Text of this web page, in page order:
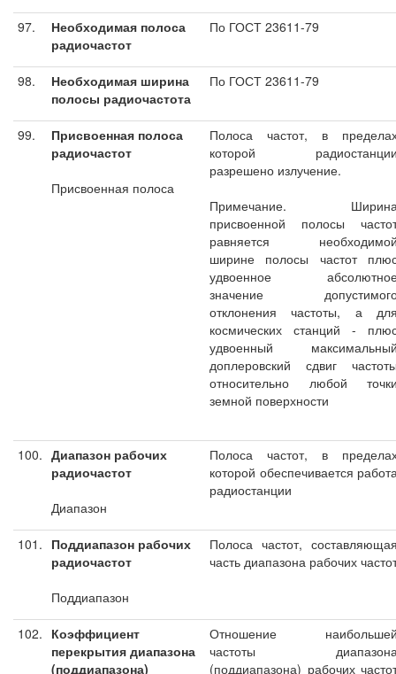
97.
Необходимая полоса
радиочастот
По ГОСТ 23611-79
98.
Необходимая ширина
полосы радиочастота
По ГОСТ 23611-79
99.
Присвоенная полоса
радиочастот
Присвоенная полоса
Полоса частот, в
которой
разрешено излучение.
Примечание.
присвоенной полосы
равняется
ширине полосы частот
удвоенное
значение
отклонения частоты, а
космических станций -
удвоенный
доплеровский сдвиг
относительно любой
земной поверхности
100. Диапазон рабочих
радиочастот
Диапазон
Полоса частот, в
которой обеспечивается
радиостанции
101. Поддиапазон рабочих
радиочастот
Поддиапазон
Полоса частот,
часть диапазона рабочих
102. Коэффициент
перекрытия диапазона
(поддиапазона)
Отношение
частоты
(поддиапазона) рабочих